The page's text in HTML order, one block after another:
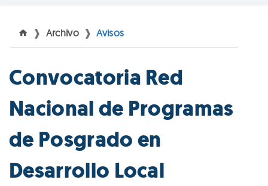
Archivo Avisos
Convocatoria Red
Nacional de Programas
de Posgrado en
Desarrollo Local